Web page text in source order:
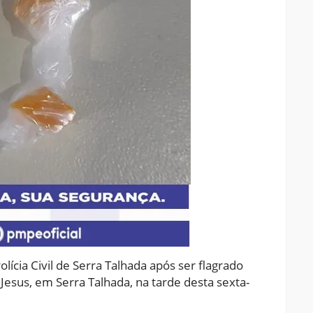
Civil de Serra Talhada após ser flagrado
em Serra Talhada, na tarde desta sexta-